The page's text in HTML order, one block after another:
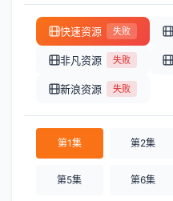
快速资源 失败
非凡资源 失败
新浪资源 失败
第1集 第2集
第5集 第6集